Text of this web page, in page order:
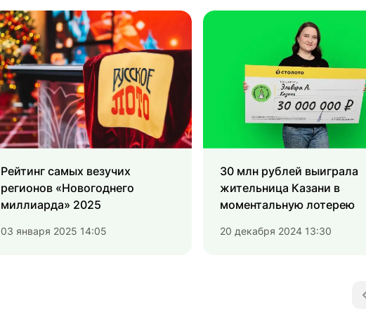
Рейтинг самых везучих
регионов «Новогоднего
миллиарда» 2025
03 января 2025 14:05
30 млн рублей выиграла
жительница Казани в
моментальную лотерею
20 декабря 2024 13:30